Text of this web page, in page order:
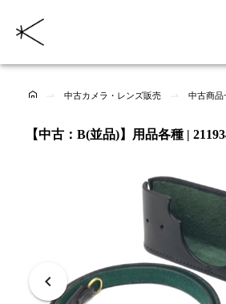
中古カメラ・レンズ販売 中古商品
【中古：B(並品)】用品各種 |